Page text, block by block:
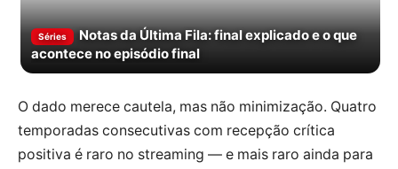
Séries
Notas da Última Fila: final explicado e o que
acontece no episódio final
O dado merece cautela, mas não minimização. Quatro
temporadas consecutivas com recepção crítica
positiva é raro no streaming — e mais raro ainda para